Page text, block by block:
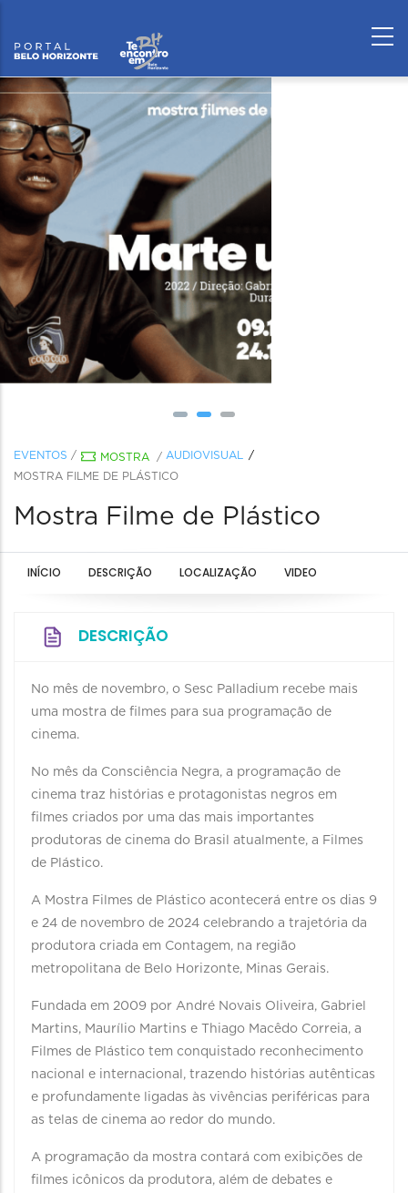
EVENTOS / MOSTRA / AUDIOVISUAL
MOSTRA FILME DE PLÁSTICO
Mostra Filme de Plástico
INÍCIO DESCRIÇÃO LOCALIZAÇÃO VIDEO
DESCRIÇÃO
No mês de novembro, o Sesc Palladium recebe mais
uma mostra de filmes para sua programação de
cinema.
No mês da Consciência Negra, a programação de
cinema traz histórias e protagonistas negros em
filmes criados por uma das mais importantes
produtoras de cinema do Brasil atualmente, a Filmes
de Plástico.
A Mostra Filmes de Plástico acontecerá entre os dias 9
e 24 de novembro de 2024 celebrando a trajetória da
produtora criada em Contagem, na região
metropolitana de Belo Horizonte, Minas Gerais.
Fundada em 2009 por André Novais Oliveira, Gabriel
Martins, Maurílio Martins e Thiago Macêdo Correia, a
Filmes de Plástico tem conquistado reconhecimento
nacional e internacional, trazendo histórias autênticas
e profundamente ligadas às vivências periféricas para
as telas de cinema ao redor do mundo.
A programação da mostra contará com exibições de
filmes icônicos da produtora, além de debates e